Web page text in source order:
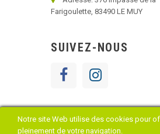
Notre site Web utilise des cookies pour
pleinement de votre navigation.
Farigoulette, 83490 LE MUY
SUIVEZ-NOUS
Copyright © 2018 Tétine